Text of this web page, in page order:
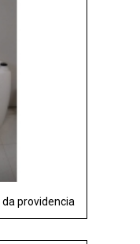
providencia